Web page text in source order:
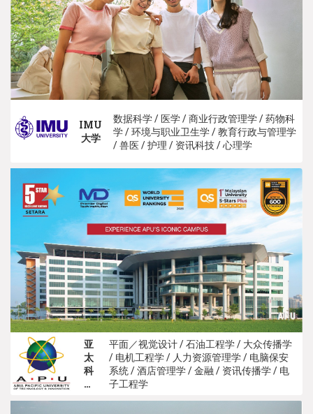
IMU
大学
数据科学 / 医学 / 商业行政管理学 / 药物科
学 / 环境与职业卫生学 / 教育行政与管理学
/ 兽医 / 护理 / 资讯科技 / 心理学
亚
太
科
技
平面／视觉设计 / 石油工程学 / 大众传播学
/ 电机工程学 / 人力资源管理学 / 电脑保安
系统 / 酒店管理学 / 金融 / 资讯传播学 / 电
子工程学